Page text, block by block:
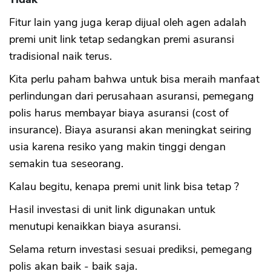
Fitur lain yang juga kerap dijual oleh agen adalah
premi unit link tetap sedangkan premi asuransi
tradisional naik terus.
Kita perlu paham bahwa untuk bisa meraih manfaat
perlindungan dari perusahaan asuransi, pemegang
polis harus membayar biaya asuransi (cost of
insurance). Biaya asuransi akan meningkat seiring
usia karena resiko yang makin tinggi dengan
semakin tua seseorang.
Kalau begitu, kenapa premi unit link bisa tetap ?
Hasil investasi di unit link digunakan untuk
menutupi kenaikkan biaya asuransi.
Selama return investasi sesuai prediksi, pemegang
polis akan baik - baik saja.